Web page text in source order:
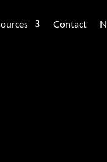
Contact